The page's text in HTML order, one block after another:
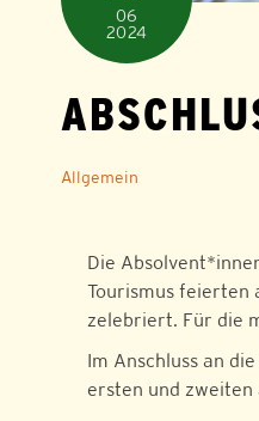
06
2024
Allgemein
Die
Tourismus feierten
zelebriert. Für die
Im Anschluss an
ersten und